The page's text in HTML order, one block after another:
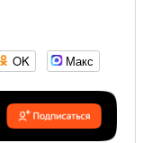
OK Макс